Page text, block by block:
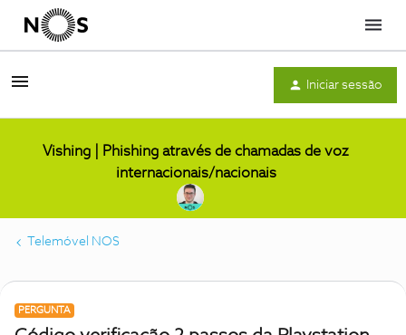
Menu
Iniciar sessão
Vishing | Phishing através de chamadas de voz
internacionais/nacionais
Telemóvel NOS
PERGUNTA